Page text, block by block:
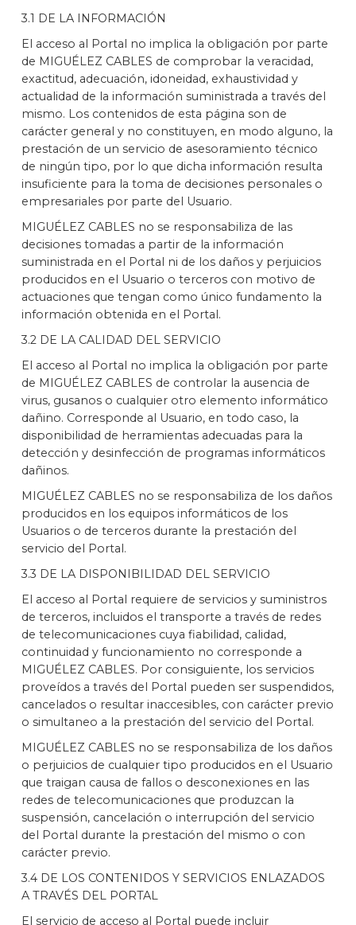
3.1 DE LA INFORMACIÓN
El acceso al Portal no implica la obligación por parte
de MIGUÉLEZ CABLES de comprobar la veracidad,
exactitud, adecuación, idoneidad, exhaustividad y
actualidad de la información suministrada a través del
mismo. Los contenidos de esta página son de
carácter general y no constituyen, en modo alguno, la
prestación de un servicio de asesoramiento técnico
de ningún tipo, por lo que dicha información resulta
insuficiente para la toma de decisiones personales o
empresariales por parte del Usuario.
MIGUÉLEZ CABLES no se responsabiliza de las
decisiones tomadas a partir de la información
suministrada en el Portal ni de los daños y perjuicios
producidos en el Usuario o terceros con motivo de
actuaciones que tengan como único fundamento la
información obtenida en el Portal.
3.2 DE LA CALIDAD DEL SERVICIO
El acceso al Portal no implica la obligación por parte
de MIGUÉLEZ CABLES de controlar la ausencia de
virus, gusanos o cualquier otro elemento informático
dañino. Corresponde al Usuario, en todo caso, la
disponibilidad de herramientas adecuadas para la
detección y desinfección de programas informáticos
dañinos.
MIGUÉLEZ CABLES no se responsabiliza de los daños
producidos en los equipos informáticos de los
Usuarios o de terceros durante la prestación del
servicio del Portal.
3.3 DE LA DISPONIBILIDAD DEL SERVICIO
El acceso al Portal requiere de servicios y suministros
de terceros, incluidos el transporte a través de redes
de telecomunicaciones cuya fiabilidad, calidad,
continuidad y funcionamiento no corresponde a
MIGUÉLEZ CABLES. Por consiguiente, los servicios
proveídos a través del Portal pueden ser suspendidos,
cancelados o resultar inaccesibles, con carácter previo
o simultaneo a la prestación del servicio del Portal.
MIGUÉLEZ CABLES no se responsabiliza de los daños
o perjuicios de cualquier tipo producidos en el Usuario
que traigan causa de fallos o desconexiones en las
redes de telecomunicaciones que produzcan la
suspensión, cancelación o interrupción del servicio
del Portal durante la prestación del mismo o con
carácter previo.
3.4 DE LOS CONTENIDOS Y SERVICIOS ENLAZADOS
A TRAVÉS DEL PORTAL
El servicio de acceso al Portal puede incluir